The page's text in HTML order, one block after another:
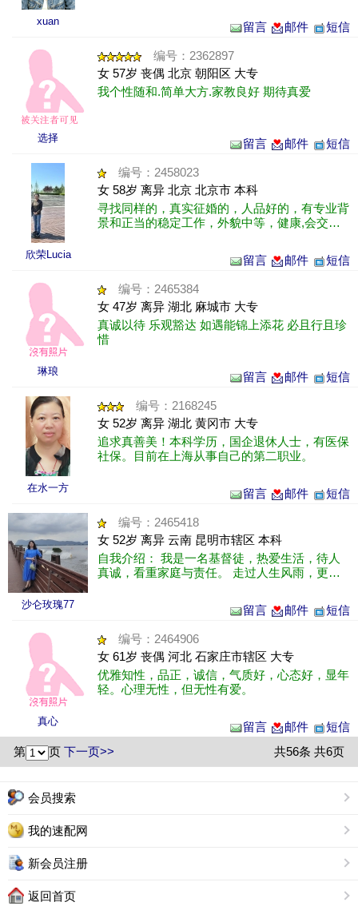
xuan 留言 邮件 短信
选择
编号：2362897
女 57岁 丧偶 北京 朝阳区 大专
我个性随和.简单大方.家教良好 期待真爱
留言 邮件 短信
欣荣Lucia
编号：2458023
女 58岁 离异 北京 北京市 本科
寻找同样的，真实征婚的，人品好的，有专业背
景和正当的稳定工作，外貌中等，健康,会交
钱往来或其它，条件好的京域外也可。
留言 邮件 短信
琳琅
编号：2465384
女 47岁 离异 湖北 麻城市 大专
真诚以待 乐观豁达 如遇能锦上添花 必且行且珍
惜
留言 邮件 短信
在水一方
编号：2168245
女 52岁 离异 湖北 黄冈市 大专
追求真善美！本科学历，国企退休人士，有医保
社保。目前在上海从事自己的第二职业。
留言 邮件 短信
沙仑玫瑰77
编号：2465418
女 52岁 离异 云南 昆明市辖区 本科
自我介绍： 我是一名基督徒，热爱生活，待人
真诚，看重家庭与责任。 走过人生风雨，更明
愿意坦诚相待。 期待遇见信仰......
留言 邮件 短信
真心
编号：2464906
女 61岁 丧偶 河北 石家庄市辖区 大专
优雅知性，品正，诚信，气质好，心态好，显年
轻。心理无性，但无性有爱。
留言 邮件
短信
第
页 下一页>> 共56条 共6页
会员搜索
我的速配网
新会员注册
返回首页